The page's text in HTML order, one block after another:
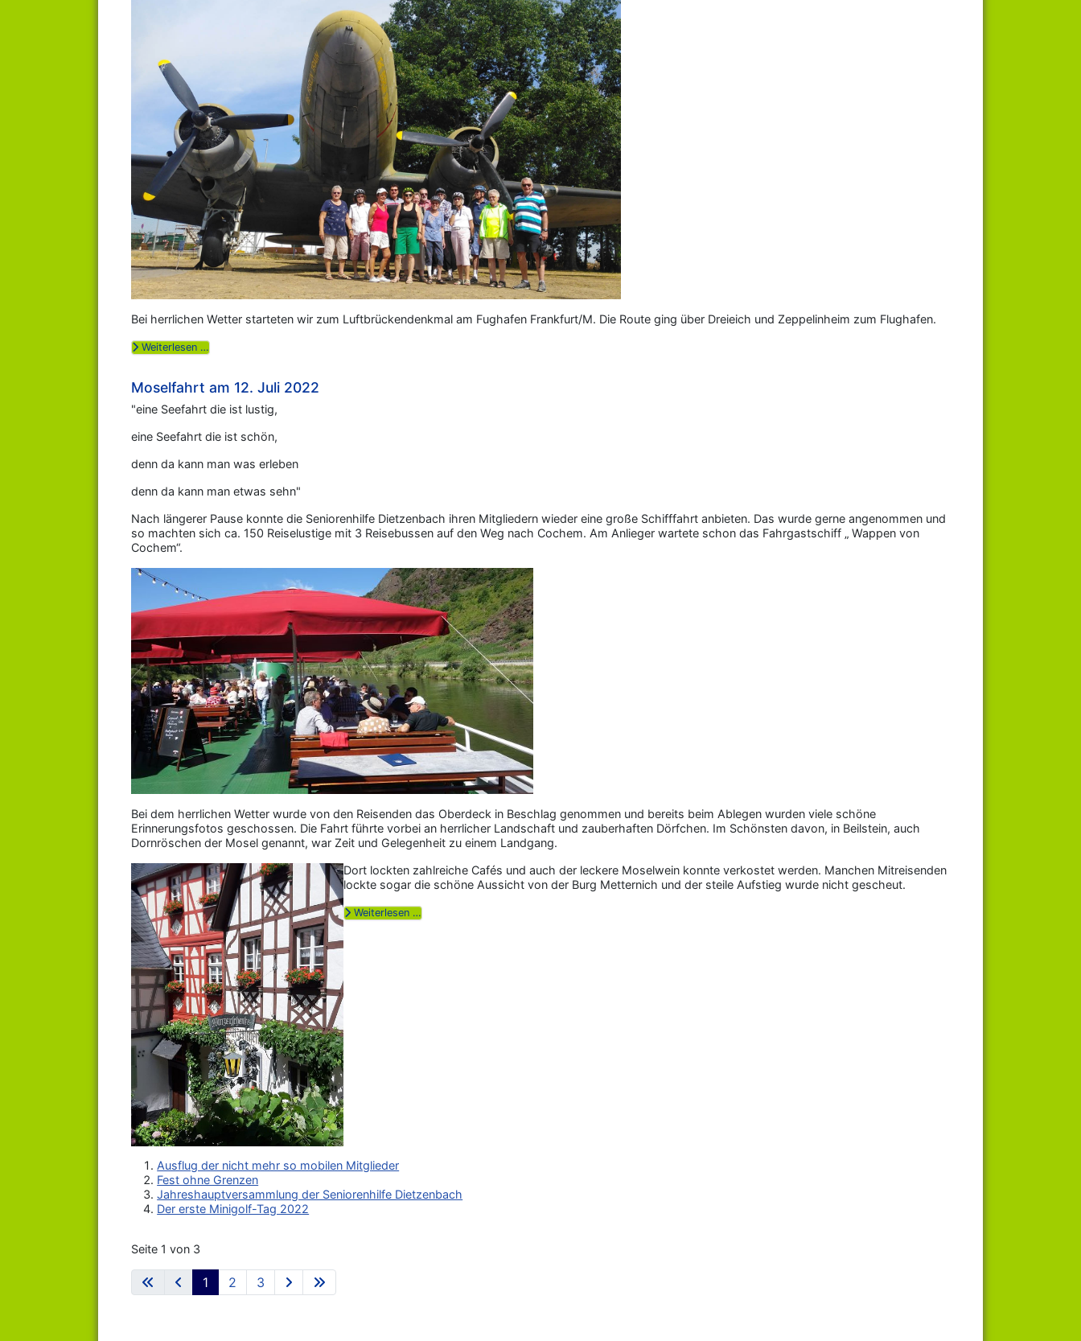
Bei herrlichen Wetter starteten wir zum Luftbrückendenkmal am Fughafen Frankfurt/M. Die Route ging über Dreieich und Zeppelinheim zum Flughafen.
Weiterlesen …
Moselfahrt am 12. Juli 2022
"eine Seefahrt die ist lustig,
eine Seefahrt die ist schön,
denn da kann man was erleben
denn da kann man etwas sehn"
Nach längerer Pause konnte die Seniorenhilfe Dietzenbach ihren Mitgliedern wieder eine große Schifffahrt anbieten. Das wurde gerne angenommen und
so machten sich ca. 150 Reiselustige mit 3 Reisebussen auf den Weg nach Cochem. Am Anlieger wartete schon das Fahrgastschiff „ Wappen von
Cochem“.
Bei dem herrlichen Wetter wurde von den Reisenden das Oberdeck in Beschlag genommen und bereits beim Ablegen wurden viele schöne
Erinnerungsfotos geschossen. Die Fahrt führte vorbei an herrlicher Landschaft und zauberhaften Dörfchen. Im Schönsten davon, in Beilstein, auch
Dornröschen der Mosel genannt, war Zeit und Gelegenheit zu einem Landgang.
Dort lockten zahlreiche Cafés und auch der leckere Moselwein konnte verkostet werden. Manchen Mitreisenden
lockte sogar die schöne Aussicht von der Burg Metternich und der steile Aufstieg wurde nicht gescheut.
Weiterlesen …
Ausflug der nicht mehr so mobilen Mitglieder
Fest ohne Grenzen
Jahreshauptversammlung der Seniorenhilfe Dietzenbach
Der erste Minigolf-Tag 2022
Seite 1 von 3
1 2 3